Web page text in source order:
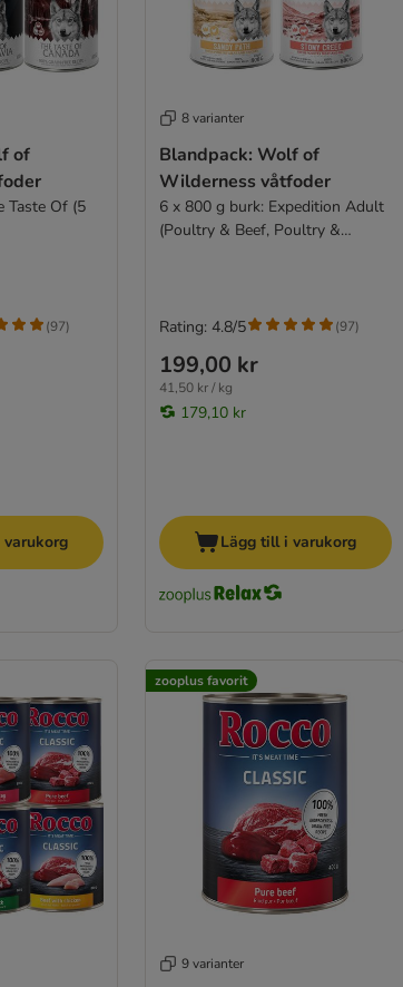
of
Taste Of (5
(97)
8 varianter
Blandpack: Wolf of
Wilderness våtfoder
6 x 800 g burk: Expedition Adult
(Poultry & Beef, Poultry &
199,00 kr
41,50 kr / kg
179,10 kr
Rating: 4.8/5 (97)
Lägg till i varukorg
zooplus favorit
9 varianter